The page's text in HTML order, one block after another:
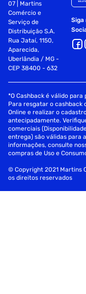
07 | Martins
Comércio e
Serviço de
Distribuição S.A.
Rua Jataí, 1150,
Aparecida,
Uberlândia / MG -
CEP 38400 - 632
Siga
*O Cashback é válido
Para resgatar o cashback
Online e realizar o
antecipadamente.
comerciais
entrega) são válidas para
informações, consulte
compras de Uso e
© Copyright 2021 Martins
os direitos reservados